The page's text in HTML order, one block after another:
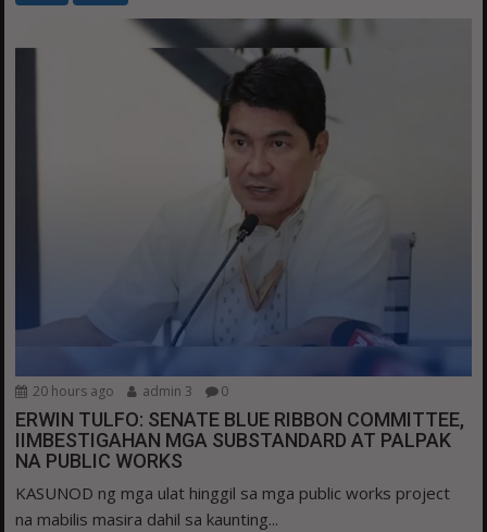
20 hours ago admin 3 0
ERWIN TULFO: SENATE BLUE RIBBON COMMITTEE,
IIMBESTIGAHAN MGA SUBSTANDARD AT PALPAK
NA PUBLIC WORKS
KASUNOD ng mga ulat hinggil sa mga public works project
na mabilis masira dahil sa kaunting...